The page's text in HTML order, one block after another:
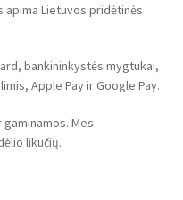
apima Lietuvos pridėtinės
bankininkystės mygtukai,
Apple Pay ir Google Pay.
Mes
likučių.